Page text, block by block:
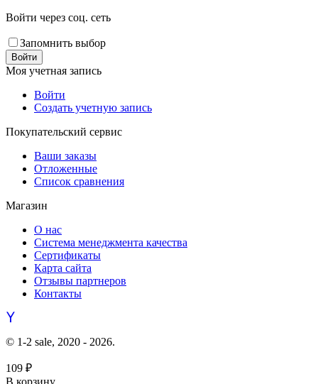
Войти через соц. сеть
Запомнить выбор
Войти
Моя учетная запись
Войти
Создать учетную запись
Покупательский сервис
Ваши заказы
Отложенные
Список сравнения
Магазин
О нас
Система менеджмента качества
Сертификаты
Карта сайта
Отзывы партнеров
Контакты
© 1-2 sale, 2020 - 2026.
109 ₽
В корзину